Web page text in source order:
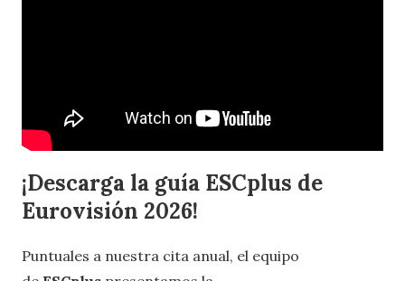
¡Descarga la guía ESCplus de
Eurovisión 2026!
Puntuales a nuestra cita anual, el equipo